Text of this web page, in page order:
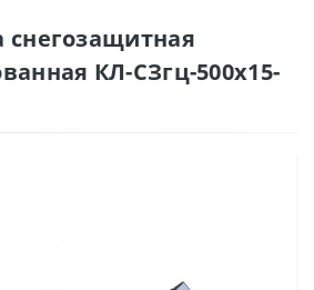
КЛ-СЗгц-500х15-